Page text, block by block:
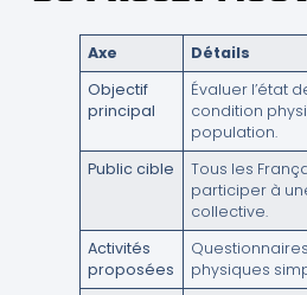
Axe
Détails
Objectif
principal
Évaluer l’état
condition
population.
Public cible
Tous les
participer à
collective.
Activités
proposées
physiques